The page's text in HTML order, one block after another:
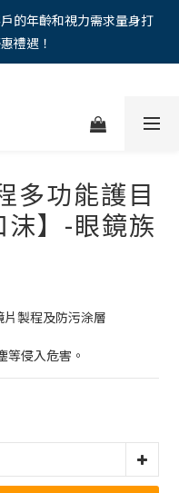
遇 9 折無上限，12期分期
的年齡和視力需求量身打
禮遇！
遇 9 折無上限，12期分期
多功能護目
】-眼鏡族
製程及防污涂層
等侵入危害。